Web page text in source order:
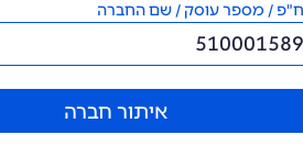
ח"פ / מספר עוסק / שם החברה
איתור חברה